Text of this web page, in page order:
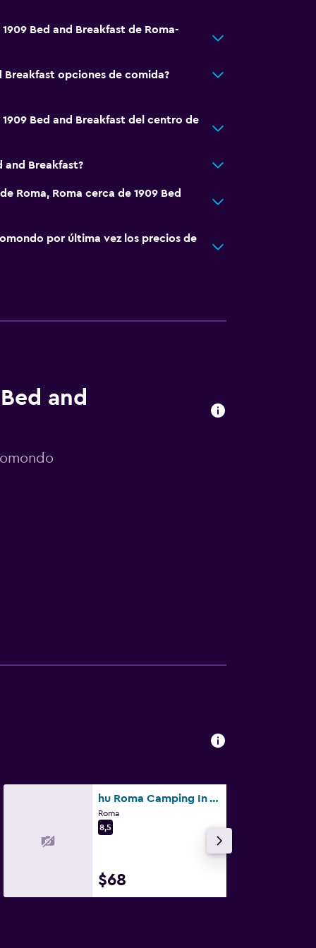
Bed and Breakfast de Roma-
Breakfast opciones de comida?
Bed and Breakfast del centro de
and Breakfast?
Roma, Roma cerca de 1909 Bed
por última vez los precios de
and
hu Roma Camping In Town
Roma
8,5
$68